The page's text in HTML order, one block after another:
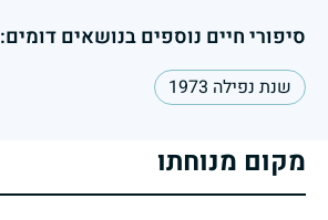
סיפורי חיים נוספים בנושאים דומים:
שנת נפילה 1973
מקום מנוחתו